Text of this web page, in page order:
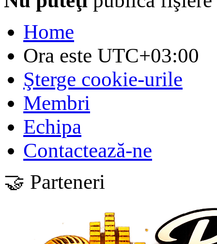
Home
Ora este UTC+03:00
Şterge cookie-urile
Membri
Echipa
Contactează-ne
🤝 Parteneri